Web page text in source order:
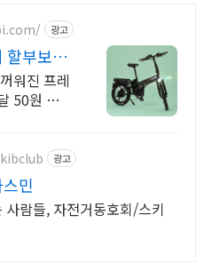
광고
할부보다
워진 프레
50원 렌
광고
민
람들, 자전거동호회/스키